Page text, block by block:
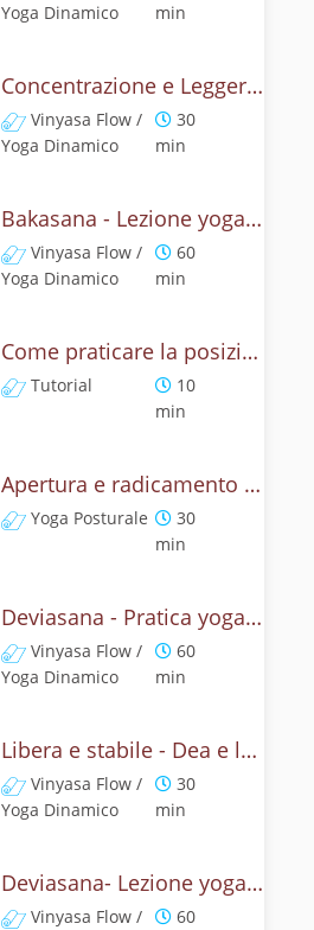
Yoga Dinamico
min
Concentrazione e Leggerezza con la posizione del Corvo
Vinyasa Flow /
Yoga Dinamico
30
min
Bakasana - Lezione yoga con la mitologia della posizione del corvo
Vinyasa Flow /
Yoga Dinamico
60
min
Come praticare la posizione della Dea? Tutorial di Deviasana
Tutorial
10
min
Apertura e radicamento con la posizione della Dea
Yoga Posturale
30
min
Deviasana - Pratica yoga con la tecnica della posizione della Dea
Vinyasa Flow /
Yoga Dinamico
60
min
Libera e stabile - Dea e leone
Vinyasa Flow /
Yoga Dinamico
30
min
Deviasana- Lezione yoga con la mitologia della posizione della Dea
Vinyasa Flow /
60